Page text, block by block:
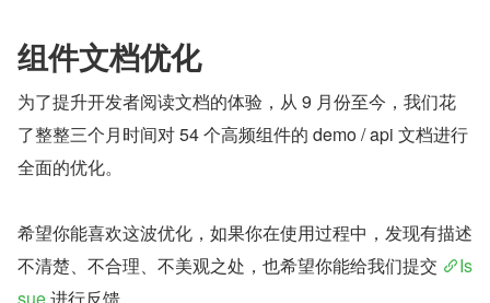
组件文档优化
为了提升开发者阅读文档的体验，从 9 月份至今，我们花
了整整三个月时间对 54 个高频组件的 demo / api 文档进行
全面的优化。
希望你能喜欢这波优化，如果你在使用过程中，发现有描述
不清楚、不合理、不美观之处，也希望你能给我们提交
Is